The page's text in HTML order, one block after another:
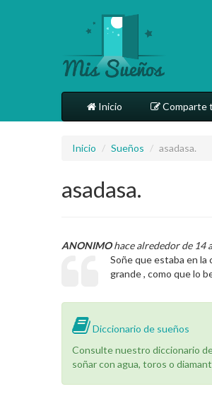
Inicio Comparte
Inicio / Sueños / asadasa.
asadasa.
ANONIMOhace alrededor de 14
Soñe que estaba en la
grande , como que lo
Diccionario de sueños
Consulte nuestro diccionario
soñar con agua, toros o